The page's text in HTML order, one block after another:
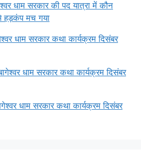
धाम सरकार की पद यात्रा में कौन
हड़कंप मच गया
धाम सरकार कथा कार्यक्रम दिसंबर
धाम सरकार कथा कार्यक्रम दिसंबर
धाम सरकार कथा कार्यक्रम दिसंबर